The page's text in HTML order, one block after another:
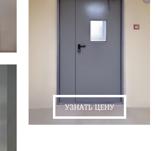
УЗНАТЬ ЦЕНУ